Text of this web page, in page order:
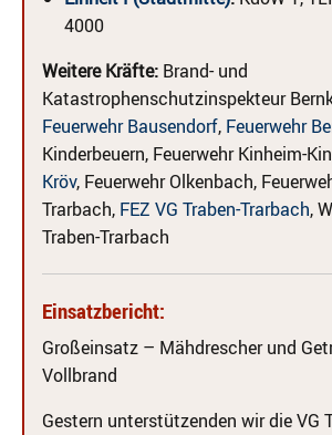
4000
Weitere Kräfte: Brand- und
Katastrophenschutzinspekteur
Feuerwehr Bausendorf, Feuerwehr
Kinderbeuern, Feuerwehr Kinheim-
Kröv, Feuerwehr Olkenbach,
Trarbach, FEZ VG Traben-Trarbach,
Traben-Trarbach
Einsatzbericht:
Großeinsatz – Mähdrescher und
Vollbrand
Gestern unterstützenden wir die VG